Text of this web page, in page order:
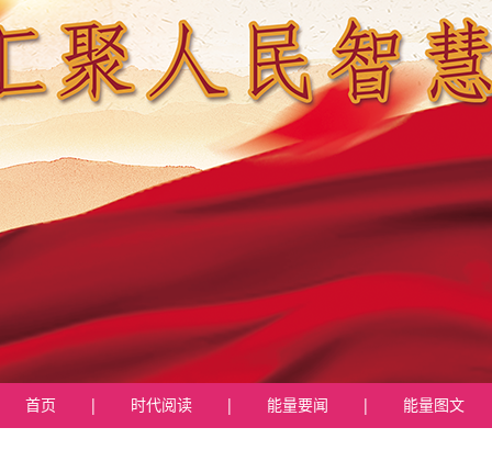
首页 | 时代阅读 | 能量要闻 | 能量图文